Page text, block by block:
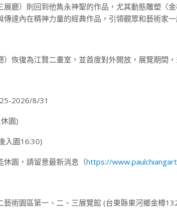
展廳）則回到他雋永神聖的作品，尤其動態雕塑〈
傳達內在精神力量的經典作品，引領觀眾和藝術家
）恢復為江賢二畫室，並首度對外開放，展覽期間
2026/8/31
園)
入園16:30)
休園，請留意最新消息（https://
藝術園區第一、二、三展覽館 (台東縣東河鄉金樽